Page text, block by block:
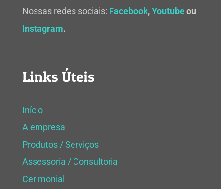
Nossas redes sociais: Facebook,Youtubeou
Instagram.
Links Úteis
Início
A empresa
Produtos / Serviços
Assessoria / Consultoria
Cerimonial